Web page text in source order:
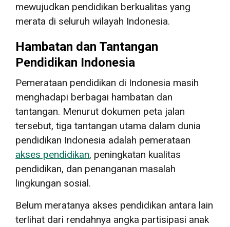
mewujudkan pendidikan berkualitas yang
merata di seluruh wilayah Indonesia.
Hambatan dan Tantangan
Pendidikan Indonesia
Pemerataan pendidikan di Indonesia masih
menghadapi berbagai hambatan dan
tantangan. Menurut dokumen peta jalan
tersebut, tiga tantangan utama dalam dunia
pendidikan Indonesia adalah pemerataan
akses pendidikan, peningkatan kualitas
pendidikan, dan penanganan masalah
lingkungan sosial.
Belum meratanya akses pendidikan antara lain
terlihat dari rendahnya angka partisipasi anak